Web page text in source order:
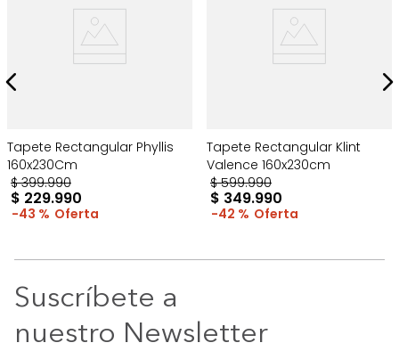
Tapete Rectangular Phyllis
160x230Cm
$ 399.990
$ 229.990
43 %
Tapete Rectangular Klint
Valence 160x230cm
$ 599.990
$ 349.990
42 %
Suscríbete a
nuestro Newsletter